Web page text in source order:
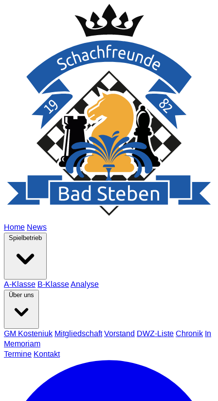
Home News
Spielbetrieb
A-Klasse B-KlasseAnalyse
Über uns
GM Kosteniuk Mitgliedschaft Vorstand DWZ-Liste Chronik In
Memoriam
Termine Kontakt